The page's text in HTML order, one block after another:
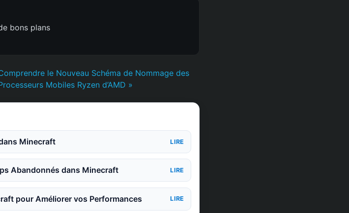
bons plans
le Nouveau Schéma de Nommage des
Mobiles Ryzen d’AMD »
Minecraft LIRE
Abandonnés dans Minecraft LIRE
pour Améliorer vos Performances LIRE